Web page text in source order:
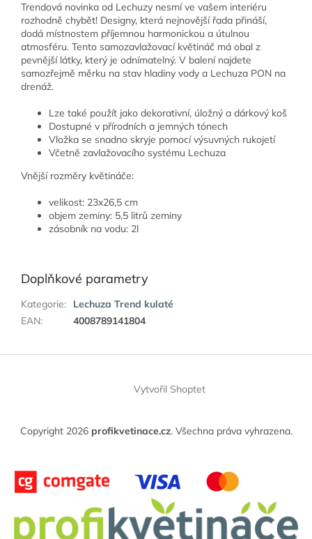
Trendová novinka od Lechuzy nesmí ve vašem interiéru
rozhodně chybět! Designy, která nejnovější řada přináší,
dodá místnostem příjemnou harmonickou a útulnou
atmosféru. Tento samozavlažovací květináč má obal z
pevnější látky, který je odnímatelný. V balení najdete
samozřejmě měrku na stav hladiny vody a Lechuza PON na
drenáž.
Lze také použít jako dekorativní, úložný a dárkový koš
Dostupné v přírodních a jemných tónech
Vložka se snadno skryje pomocí výsuvných rukojetí
Včetně zavlažovacího systému Lechuza
Vnější rozměry květináče:
velikost: 23x26,5 cm
objem zeminy: 5,5 litrů zeminy
zásobník na vodu: 2l
Doplňkové parametry
Kategorie:
Lechuza Trend kulaté
EAN: 4008789141804
Vytvořil Shoptet
Copyright 2026 profikvetinace.cz. Všechna práva vyhrazena.